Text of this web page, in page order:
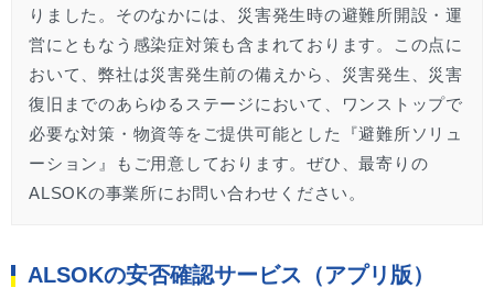
りました。そのなかには、災害発生時の避難所開設・運
営にともなう感染症対策も含まれております。この点に
おいて、弊社は災害発生前の備えから、災害発生、災害
復旧までのあらゆるステージにおいて、ワンストップで
必要な対策・物資等をご提供可能とした『避難所ソリュ
ーション』もご用意しております。ぜひ、最寄りの
ALSOKの事業所にお問い合わせください。
ALSOKの安否確認サービス（アプリ版）